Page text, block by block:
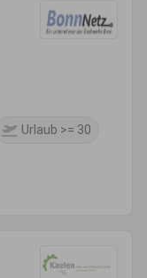
Urlaub >= 30